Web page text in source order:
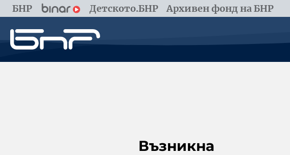
БНР Детското.БНР Архивен фонд на БНР
Възникна